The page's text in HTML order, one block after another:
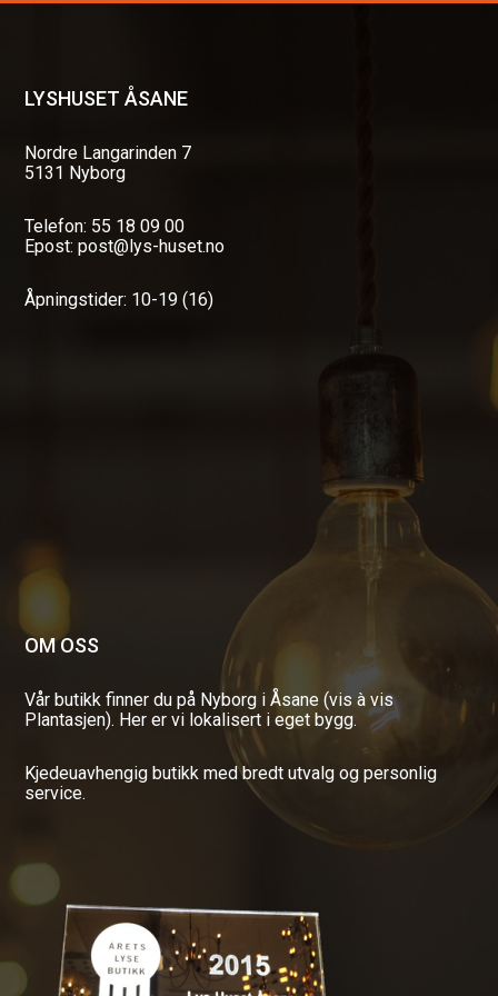
LYSHUSET ÅSANE
Nordre Langarinden 7
5131 Nyborg
Telefon: 55 18 09 00
Epost: post@lys-huset.no
Åpningstider: 10-19 (16)
OM OSS
Vår butikk finner du på Nyborg i Åsane (vis à vis
Plantasjen). Her er vi lokalisert i eget bygg.
Kjedeuavhengig butikk med bredt utvalg og personlig
service.